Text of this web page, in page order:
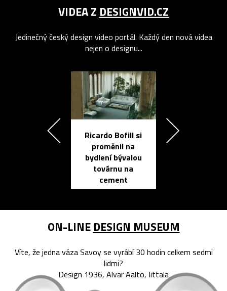
VIDEA Z DESIGNVID.CZ
Jedinečný český design video portál. Každý den nová videa
nejen o designu...
Ricardo Bofill si
proměnil na
bydlení bývalou
továrnu na
cement
ON-LINE DESIGN MUSEUM
Víte, že jedna váza Savoy se vyrábí 30 hodin celkem sedmi
lidmi?
Design 1936, Alvar Aalto, Iittala